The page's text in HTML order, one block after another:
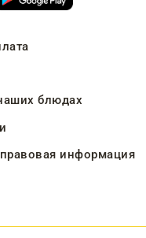
блюдах
информация